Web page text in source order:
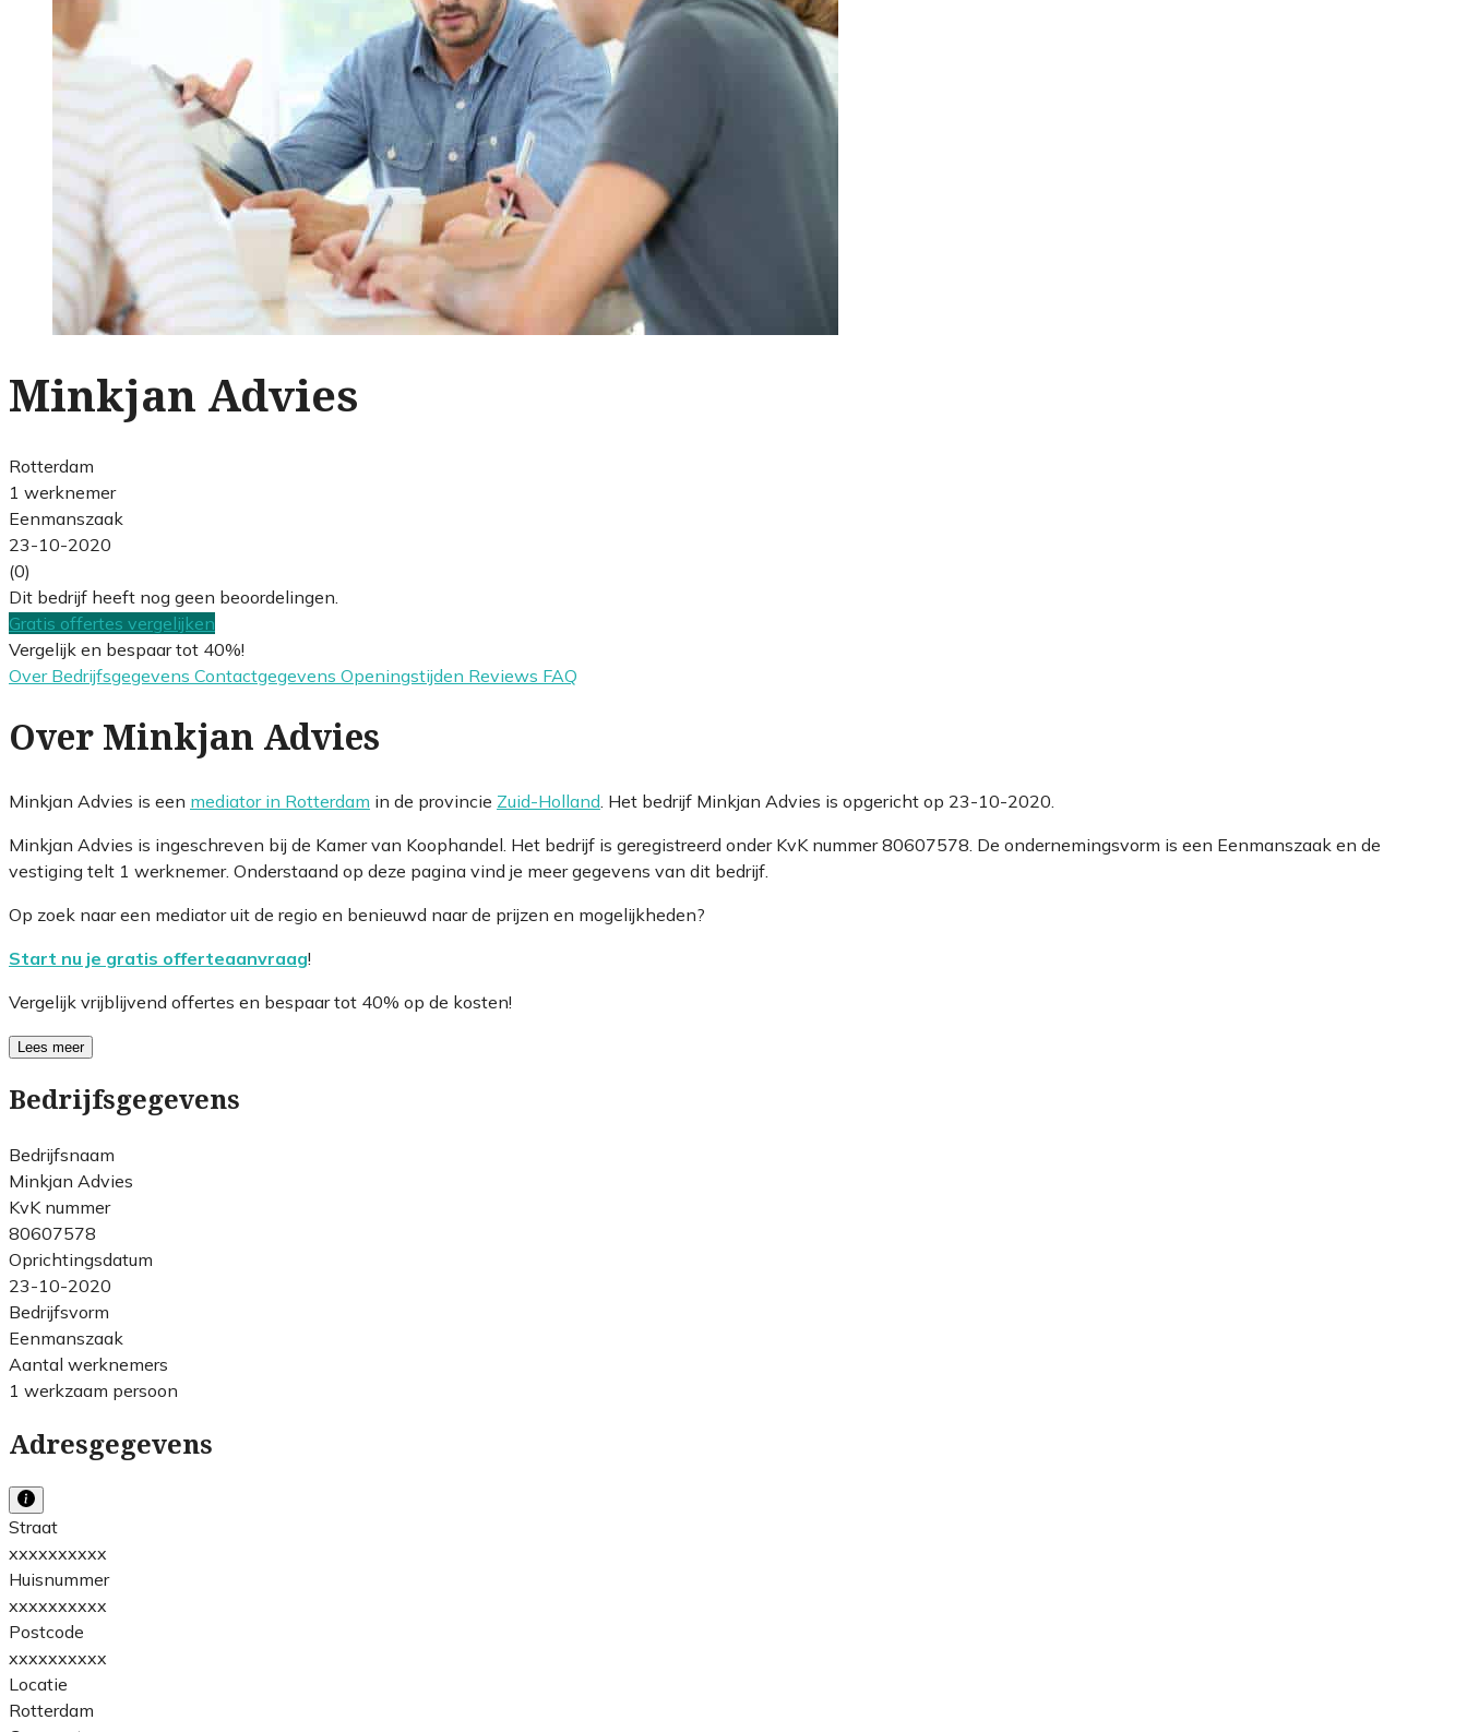
Minkjan Advies
Rotterdam
1 werknemer
Eenmanszaak
23-10-2020
(0)
Dit bedrijf heeft nog geen beoordelingen.
Gratis offertes vergelijken
Vergelijk en bespaar tot 40%!
Over Bedrijfsgegevens Contactgegevens Openingstijden Reviews FAQ
Over Minkjan Advies
Minkjan Advies is een mediator in Rotterdam in de provincie Zuid-Holland . Het bedrijf Minkjan Advies is opgericht op 23-10-2020.
Minkjan Advies is ingeschreven bij de Kamer van Koophandel. Het bedrijf is geregistreerd onder KvK nummer 80607578. De ondernemingsvorm is een Eenmanszaak en de
vestiging telt 1 werknemer. Onderstaand op deze pagina vind je meer gegevens van dit bedrijf.
Op zoek naar een mediator uit de regio en benieuwd naar de prijzen en mogelijkheden?
Start nu je gratis offerteaanvraag!
Vergelijk vrijblijvend offertes en bespaar tot 40% op de kosten!
Lees meer
Bedrijfsgegevens
Bedrijfsnaam
Minkjan Advies
KvK nummer
80607578
Oprichtingsdatum
23-10-2020
Bedrijfsvorm
Eenmanszaak
Aantal werknemers
1 werkzaam persoon
Adresgegevens
Straat
xxxxxxxxxx
Huisnummer
xxxxxxxxxx
Postcode
xxxxxxxxxx
Locatie
Rotterdam